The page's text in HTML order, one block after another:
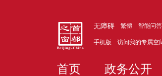
无障碍 繁體 智能问答
手机版 访问我的专属空
首页 政务公开